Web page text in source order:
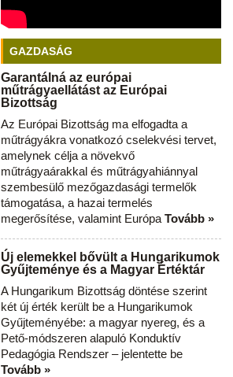
GAZDASÁG
Garantálná az európai
műtrágyaellátást az Európai
Bizottság
Az Európai Bizottság ma elfogadta a
műtrágyákra vonatkozó cselekvési tervet,
amelynek célja a növekvő
műtrágyaárakkal és műtrágyahiánnyal
szembesülő mezőgazdasági termelők
támogatása, a hazai termelés
megerősítése, valamint Európa Tovább »
Új elemekkel bővült a Hungarikumok
Gyűjteménye és a Magyar Értéktár
A Hungarikum Bizottság döntése szerint
két új érték került be a Hungarikumok
Gyűjteményébe: a magyar nyereg, és a
Pető-módszeren alapuló Konduktív
Pedagógia Rendszer – jelentette be
Tovább »